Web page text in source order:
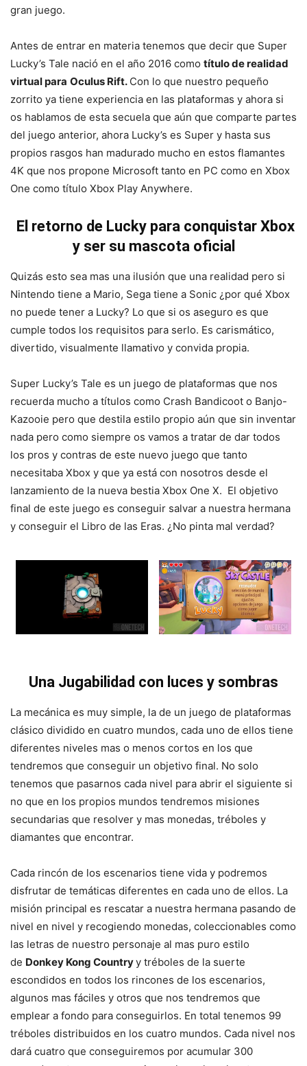
gran juego.
Antes de entrar en materia tenemos que decir que Super
Lucky’s Tale nació en el año 2016 como título de realidad
virtual para Oculus Rift. Con lo que nuestro pequeño
zorrito ya tiene experiencia en las plataformas y ahora si
os hablamos de esta secuela que aún que comparte partes
del juego anterior, ahora Lucky’s es Super y hasta sus
propios rasgos han madurado mucho en estos flamantes
4K que nos propone Microsoft tanto en PC como en Xbox
One como título Xbox Play Anywhere.
El retorno de Luckypara conquistar Xbox
y ser su mascota oficial
Quizás esto sea mas una ilusión que una realidad pero si
Nintendo tiene a Mario, Sega tiene a Sonic ¿por qué Xbox
no puede tener a Lucky? Lo que si os aseguro es que
cumple todos los requisitos para serlo. Es carismático,
divertido, visualmente llamativo y convida propia.
Super Lucky’s Tale es un juego de plataformas que nos
recuerda mucho a títulos como Crash Bandicoot o Banjo-
Kazooie pero que destila estilo propio aún que sin inventar
nada pero como siempre os vamos a tratar de dar todos
los pros y contras de este nuevo juego que tanto
necesitaba Xbox y que ya está con nosotros desde el
lanzamiento de la nueva bestia Xbox One X. El objetivo
final de este juego es conseguir salvar a nuestra hermana
y conseguir el Libro de las Eras. ¿No pinta mal verdad?
Una Jugabilidad con luces y sombras
La mecánica es muy simple, la de un juego de plataformas
clásico dividido en cuatro mundos, cada uno de ellos tiene
diferentes niveles mas o menos cortos en los que
tendremos que conseguir un objetivo final. No solo
tenemos que pasarnos cada nivel para abrir el siguiente si
no que en los propios mundos tendremos misiones
secundarias que resolver y mas monedas, tréboles y
diamantes que encontrar.
Cada rincón de los escenarios tiene vida y podremos
disfrutar de temáticas diferentes en cada uno de ellos. La
misión principal es rescatar a nuestra hermana pasando de
nivel en nivel y recogiendo monedas, coleccionables como
las letras de nuestro personaje al mas puro estilo
de Donkey Kong Countryy tréboles de la suerte
escondidos en todos los rincones de los escenarios,
algunos mas fáciles y otros que nos tendremos que
emplear a fondo para conseguirlos. En total tenemos 99
tréboles distribuidos en los cuatro mundos. Cada nivel nos
dará cuatro que conseguiremos por acumular 300